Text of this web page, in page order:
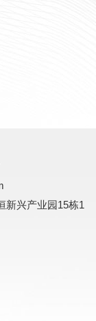
新兴产业园15栋1